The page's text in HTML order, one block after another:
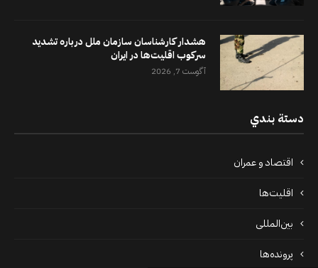
هشدار کارشناسان سازمان ملل درباره تشدید
سرکوب اقلیت‌ها در ایران
آگوست 7, 2026
دستة بندي
اقتصاد و عمران
اقلیت‌ها
بین‌المللی
پرونده‌ها